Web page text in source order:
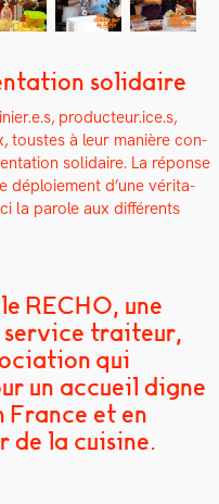
solidaire
producteur.ice.s,
tou­stes à leur manière con­
sol­idaire. La réponse
déploiement d’une véri­ta­
la parole aux dif­férents
RECHO, une
service traiteur,
qui
un accueil digne
France et en
de la cuisine.